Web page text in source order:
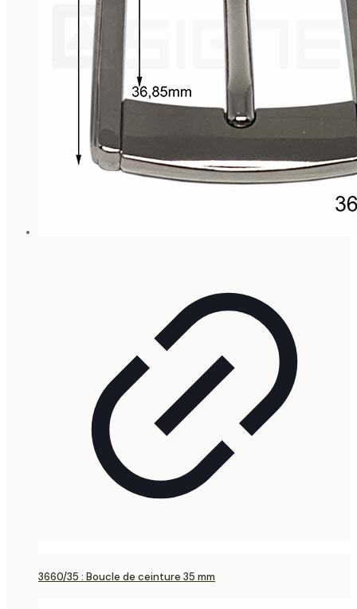
3660/35 : Boucle de ceinture 35 mm